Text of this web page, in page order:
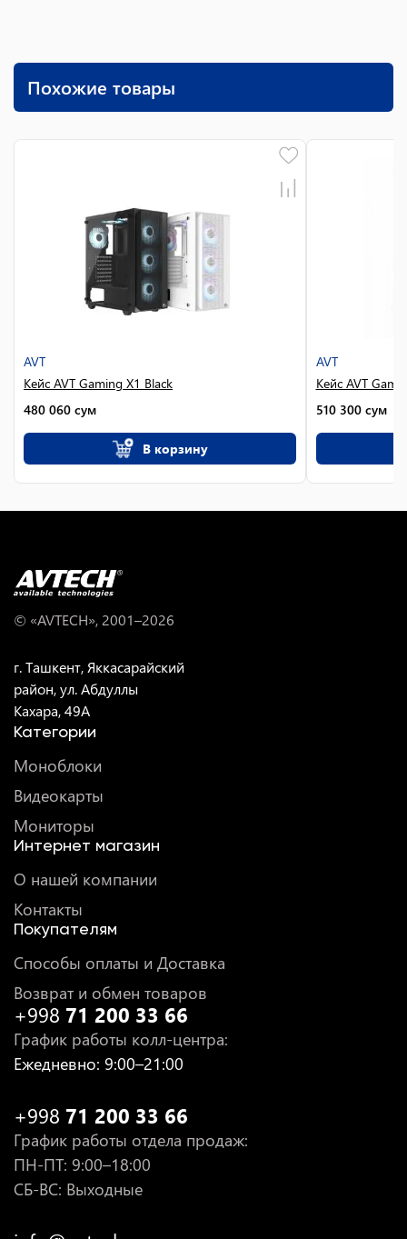
Похожие товары
AVT
Кейс AVT Gaming X1 Black
480 060 сум
В корзину
AVT
Кейс AVT
510 300 сум
© «AVTECH», 2001–2026
г. Ташкент, Яккасарайский
район, ул. Абдуллы
Кахара, 49A
Категории
Моноблоки
Видеокарты
Мониторы
Интернет магазин
О нашей компании
Контакты
Покупателям
Способы оплаты и Доставка
Возврат и обмен товаров
+998 71 200 33 66
График работы колл-центра:
Ежедневно: 9:00–21:00
+998 71 200 33 66
График работы отдела продаж:
ПН-ПТ: 9:00–18:00
СБ-ВС: Выходные